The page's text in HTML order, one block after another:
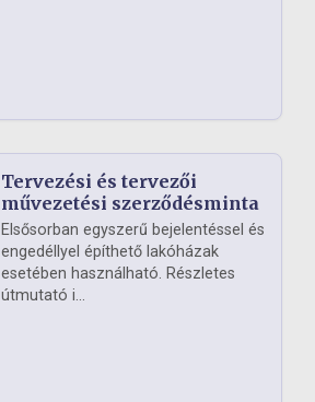
Tervezési és tervezői
művezetési szerződésminta
Elsősorban egyszerű bejelentéssel és
engedéllyel építhető lakóházak
esetében használható. Részletes
útmutató i...